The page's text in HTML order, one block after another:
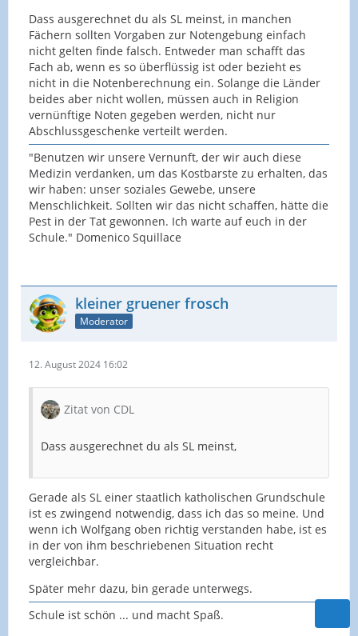
Dass ausgerechnet du als SL meinst, in manchen
Fächern sollten Vorgaben zur Notengebung einfach
nicht gelten finde falsch. Entweder man schafft das
Fach ab, wenn es so überflüssig ist oder bezieht es
nicht in die Notenberechnung ein. Solange die Länder
beides aber nicht wollen, müssen auch in Religion
vernünftige Noten gegeben werden, nicht nur
Abschlussgeschenke verteilt werden.
"Benutzen wir unsere Vernunft, der wir auch diese
Medizin verdanken, um das Kostbarste zu erhalten, das
wir haben: unser soziales Gewebe, unsere
Menschlichkeit. Sollten wir das nicht schaffen, hätte die
Pest in der Tat gewonnen. Ich warte auf euch in der
Schule." Domenico Squillace
kleiner gruener frosch
Moderator
12. August 2024 16:02
Zitat von CDL
Dass ausgerechnet du als SL meinst,
Gerade als SL einer staatlich katholischen Grundschule
ist es zwingend notwendig, dass ich das so meine. Und
wenn ich Wolfgang oben richtig verstanden habe, ist es
in der von ihm beschriebenen Situation recht
vergleichbar.
Später mehr dazu, bin gerade unterwegs.
Schule ist schön ... und macht Spaß.